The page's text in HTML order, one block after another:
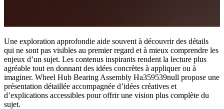
Une exploration approfondie aide souvent à découvrir des détails
qui ne sont pas visibles au premier regard et à mieux comprendre les
enjeux d’un sujet. Les contenus inspirants rendent la lecture plus
agréable tout en donnant des idées concrètes à appliquer ou à
imaginer. Wheel Hub Bearing Assembly Ha359539null propose une
présentation détaillée accompagnée d’idées créatives et
d’explications accessibles pour offrir une vision plus complète du
sujet.